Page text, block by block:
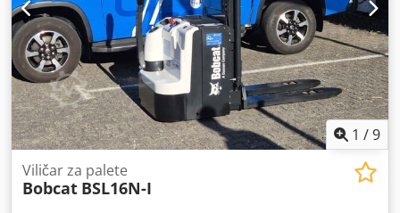
1 /9
Viličar za palete
Bobcat BSL16N-I